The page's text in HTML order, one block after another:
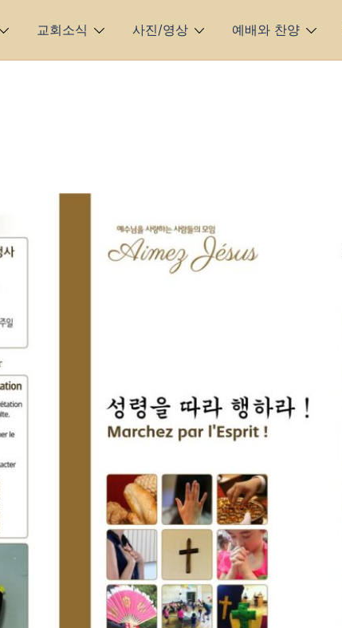
교회소식 사진/영상 예배와 찬양